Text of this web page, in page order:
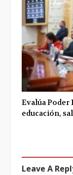
Evalúa
educación,
Leave A